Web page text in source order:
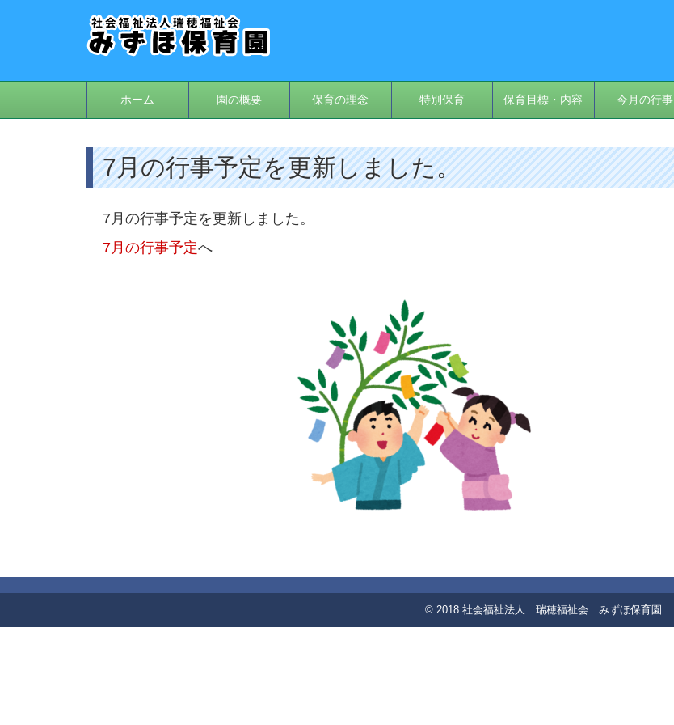
ホーム 園の概要 保育の理念 特別保育 保育目標・内容 今月の行事
7月の行事予定を更新しました。
7月の行事予定を更新しました。
7月の行事予定へ
© 2018 社会福祉法人 瑞穂福祉会 みずほ保育園